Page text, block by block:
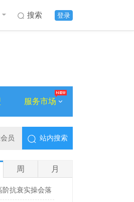
登录
搜索
服务市场
员 站内搜索
周 月
抗衰实操会落